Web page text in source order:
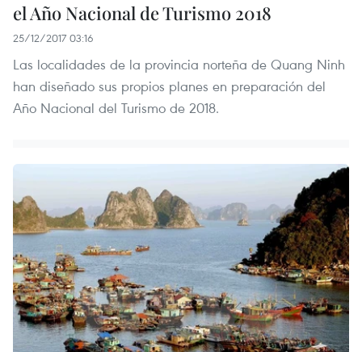
el Año Nacional de Turismo 2018
25/12/2017 03:16
Las localidades de la provincia norteña de Quang Ninh
han diseñado sus propios planes en preparación del
Año Nacional del Turismo de 2018.